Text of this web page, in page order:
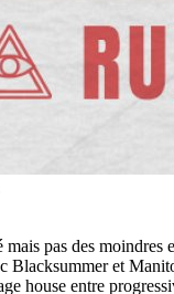
mais pas des moindres
Blacksummer et
house entre